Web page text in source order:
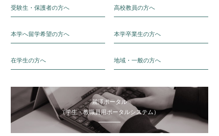
受験生・保護者の方へ 高校教員の方へ
本学へ留学希望の方へ 本学卒業生の方へ
在学生の方へ 地域・一般の方へ
麗澤ポータル
（学生・教職員用ポータルシステム）